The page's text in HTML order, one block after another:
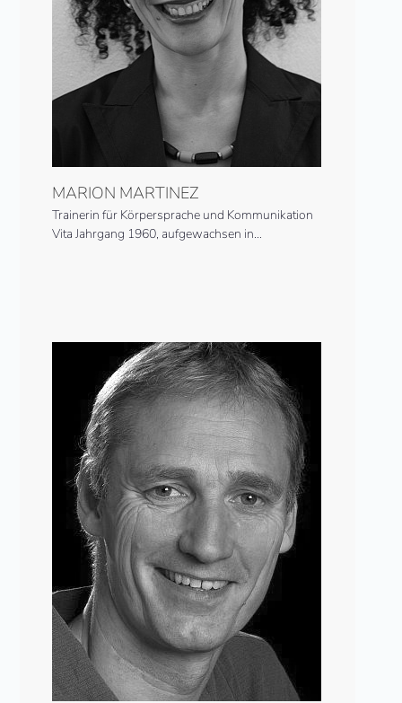
MARION MARTINEZ
Trainerin für Körpersprache und Kommunikation
Vita Jahrgang 1960, aufgewachsen in…